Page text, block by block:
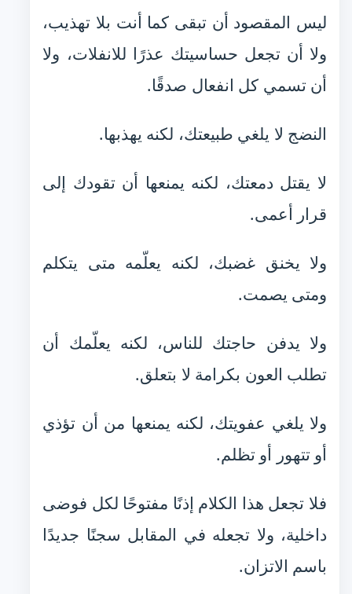
ليس المقصود أن تبقى كما أنت بلا تهذيب،
ولا أن تجعل حساسيتك عذرًا للانفلات، ولا
أن تسمي كل انفعال صدقًا.
النضج لا يلغي طبيعتك، لكنه يهذبها.
لا يقتل دمعتك، لكنه يمنعها أن تقودك إلى
قرار أعمى.
ولا يخنق غضبك، لكنه يعلّمه متى يتكلم
ومتى يصمت.
ولا يدفن حاجتك للناس، لكنه يعلّمك أن
تطلب العون بكرامة لا بتعلق.
ولا يلغي عفويتك، لكنه يمنعها من أن تؤذي
أو تتهور أو تظلم.
فلا تجعل هذا الكلام إذنًا مفتوحًا لكل فوضى
داخلية، ولا تجعله في المقابل سجنًا جديدًا
باسم الاتزان.